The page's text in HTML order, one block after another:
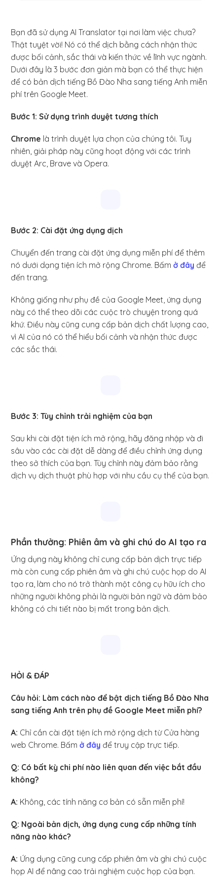
Bạn đã sử dụng AI Translator tại nơi làm việc chưa?
Thật tuyệt vời! Nó có thể dịch bằng cách nhận thức
được bối cảnh, sắc thái và kiến thức về lĩnh vực ngành.
Dưới đây là 3 bước đơn giản mà bạn có thể thực hiện
để có bản dịch tiếng Bồ Đào Nha sang tiếng Anh miễn
phí trên Google Meet.
Bước 1: Sử dụng trình duyệt tương thích
Chrome là trình duyệt lựa chọn của chúng tôi. Tuy
nhiên, giải pháp này cũng hoạt động với các trình
duyệt Arc, Brave và Opera.
Bước 2: Cài đặt ứng dụng dịch
Chuyển đến trang cài đặt ứng dụng miễn phí để thêm
nó dưới dạng tiện ích mở rộng Chrome. Bấmở đây để
đến trang.
Không giống như phụ đề của Google Meet, ứng dụng
này có thể theo dõi các cuộc trò chuyện trong quá
khứ. Điều này cũng cung cấp bản dịch chất lượng cao,
vì AI của nó có thể hiểu bối cảnh và nhận thức được
các sắc thái.
Bước 3: Tùy chỉnh trải nghiệm của bạn
Sau khi cài đặt tiện ích mở rộng, hãy đăng nhập và đi
sâu vào các cài đặt dễ dàng để điều chỉnh ứng dụng
theo sở thích của bạn. Tùy chỉnh này đảm bảo rằng
dịch vụ dịch thuật phù hợp với nhu cầu cụ thể của bạn.
Phần thưởng: Phiên âm và ghi chú do AI tạo ra
Ứng dụng này không chỉ cung cấp bản dịch trực tiếp
mà còn cung cấp phiên âm và ghi chú cuộc họp do AI
tạo ra, làm cho nó trở thành một công cụ hữu ích cho
những người không phải là người bản ngữ và đảm bảo
không có chi tiết nào bị mất trong bản dịch.
HỎI & ĐÁP
Câu hỏi: Làm cách nào để bật dịch tiếng Bồ Đào Nha
sang tiếng Anh trên phụ đề Google Meet miễn phí?
A: Chỉ cần cài đặt tiện ích mở rộng dịch từ Cửa hàng
web Chrome. Bấmở đây để truy cập trực tiếp.
Q: Có bất kỳ chi phí nào liên quan đến việc bắt đầu
không?
A: Không, các tính năng cơ bản có sẵn miễn phí!
Q: Ngoài bản dịch, ứng dụng cung cấp những tính
năng nào khác?
A: Ứng dụng cũng cung cấp phiên âm và ghi chú cuộc
họp AI để nâng cao trải nghiệm cuộc họp của bạn. ‍